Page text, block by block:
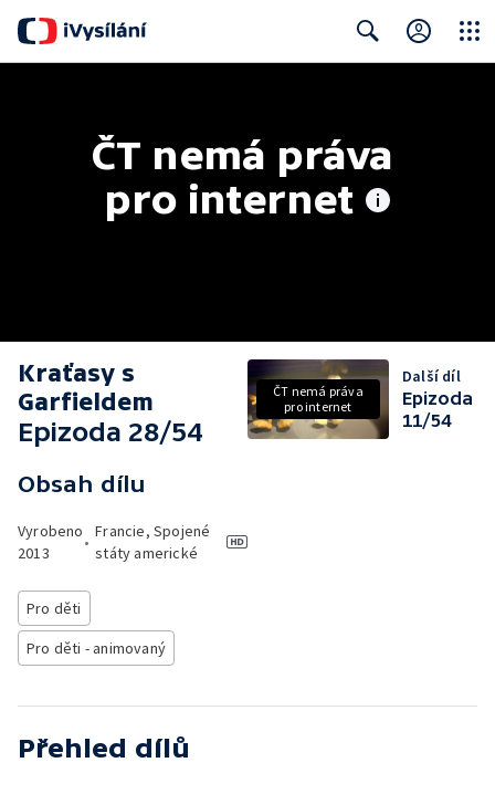
ČT nemá práva
pro internet
Kraťasy s
Garfieldem
Epizoda 28/54
Obsah dílu
Vyrobeno
2013
•
Francie, Spojené
státy americké
Pro děti
Pro děti - animovaný
ČT nemá práva
pro internet
Další díl
Epizoda
11/54
Přehled dílů